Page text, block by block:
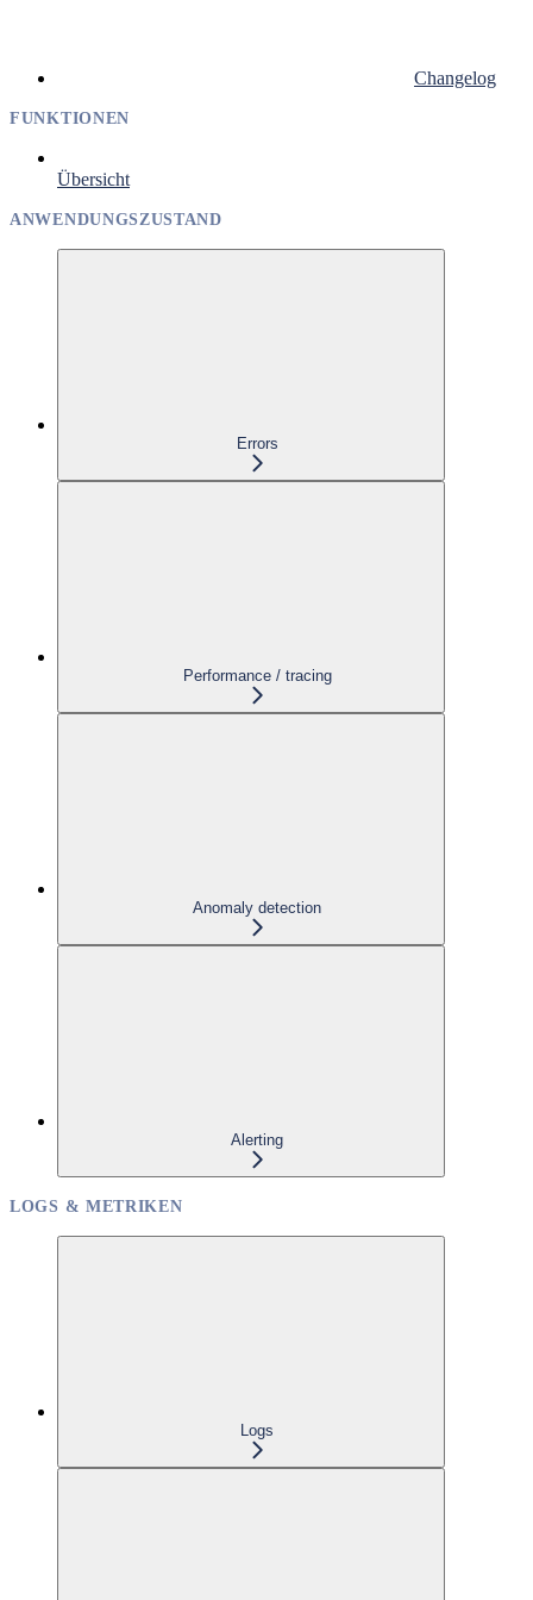
Changelog
FUNKTIONEN
Übersicht
ANWENDUNGSZUSTAND
Errors
Performance / tracing
Anomaly detection
Alerting
LOGS & METRIKEN
Logs